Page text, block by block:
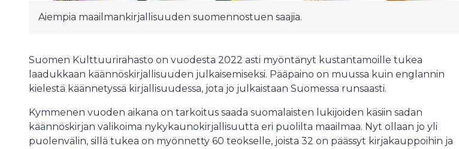
Aiempia maailmankirjallisuuden suomennostuen saajia.
Suomen Kulttuurirahasto on vuodesta 2022 asti myöntänyt kustantamoille tukea
laadukkaan käännöskirjallisuuden julkaisemiseksi. Pääpaino on muussa kuin englannin
kielestä käännetyssä kirjallisuudessa, jota jo julkaistaan Suomessa runsaasti.
Kymmenen vuoden aikana on tarkoitus saada suomalaisten lukijoiden käsiin sadan
käännöskirjan valikoima nykykaunokirjallisuutta eri puolilta maailmaa. Nyt ollaan jo yli
puolenvälin, sillä tukea on myönnetty 60 teokselle, joista 32 on päässyt kirjakauppoihin ja